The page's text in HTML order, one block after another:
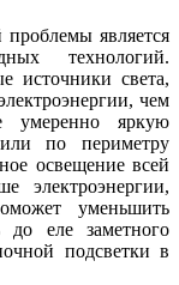
является
технологий.
источники света,
чем
умеренно яркую
по периметру
освещение всей
электроэнергии,
уменьшить
до еле заметного
подсветки в